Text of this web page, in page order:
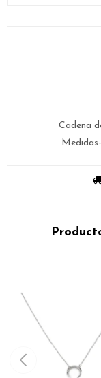
Cadena